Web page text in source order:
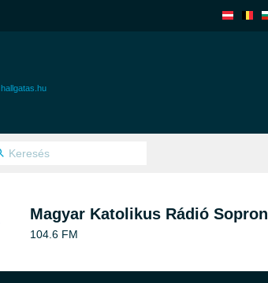
hallgatas.hu
Magyar Katolikus Rádió Sopron
104.6 FM